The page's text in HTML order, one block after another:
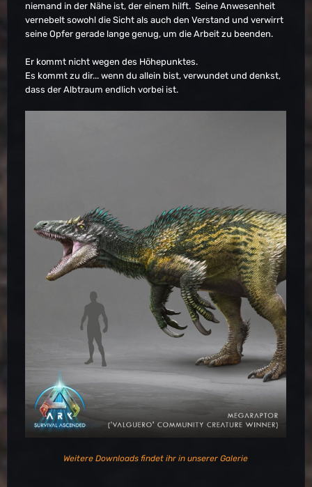
niemand in der Nähe ist, der einem hilft. Seine Anwesenheit
vernebelt sowohl die Sicht als auch den Verstand und verwirrt
seine Opfer gerade lange genug, um die Arbeit zu beenden.
Er kommt nicht wegen des Höhepunktes.
Es kommt zu dir... wenn du allein bist, verwundet und denkst,
dass der Albtraum endlich vorbei ist.
Weitere Downloads findet ihr in unserer Galerie